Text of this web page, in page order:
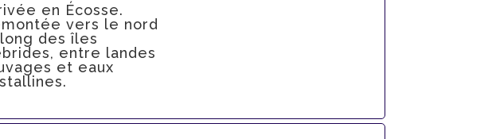
en Écosse.
vers le nord
des îles
entre landes
et eaux